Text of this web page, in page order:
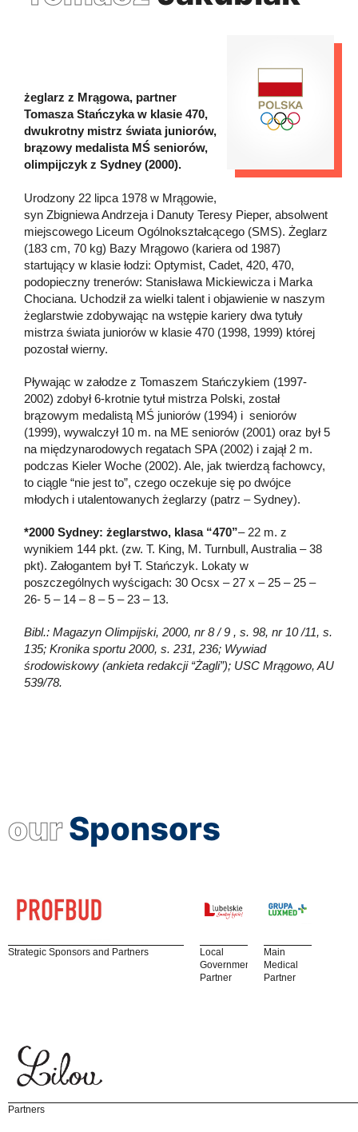
żeglarz z Mrągowa, partner
Tomasza Stańczyka w klasie 470,
dwukrotny mistrz świata juniorów,
brązowy medalista MŚ seniorów,
olimpijczyk z Sydney (2000).
Urodzony 22 lipca 1978 w Mrągowie,
syn Zbigniewa Andrzeja i Danuty Teresy Pieper, absolwent
miejscowego Liceum Ogólnokształcącego (SMS). Żeglarz
(183 cm, 70 kg) Bazy Mrągowo (kariera od 1987)
startujący w klasie łodzi: Optymist, Cadet, 420, 470,
podopieczny trenerów: Stanisława Mickiewicza i Marka
Chociana. Uchodził za wielki talent i objawienie w naszym
żeglarstwie zdobywając na wstępie kariery dwa tytuły
mistrza świata juniorów w klasie 470 (1998, 1999) której
pozostał wierny.
Pływając w załodze z Tomaszem Stańczykiem (1997-
2002) zdobył 6-krotnie tytuł mistrza Polski, został
brązowym medalistą MŚ juniorów (1994) i seniorów
(1999), wywalczył 10 m. na ME seniorów (2001) oraz był 5
na międzynarodowych regatach SPA (2002) i zajął 2 m.
podczas Kieler Woche (2002). Ale, jak twierdzą fachowcy,
to ciągle “nie jest to”, czego oczekuje się po dwójce
młodych i utalentowanych żeglarzy (patrz – Sydney).
*2000 Sydney: żeglarstwo, klasa “470”– 22 m. z
wynikiem 144 pkt. (zw. T. King, M. Turnbull, Australia – 38
pkt). Załogantem był T. Stańczyk. Lokaty w
poszczególnych wyścigach: 30 Ocsx – 27 x – 25 – 25 –
26- 5 – 14 – 8 – 5 – 23 – 13.
Bibl.: Magazyn Olimpijski, 2000, nr 8 / 9 , s. 98, nr 10 /11, s.
135; Kronika sportu 2000, s. 231, 236; Wywiad
środowiskowy (ankieta redakcji “Żagli”); USC Mrągowo, AU
539/78.
ourSponsors
Strategic Sponsors and Partners
Local
Government
Partner
Main
Medical
Partner
Partners